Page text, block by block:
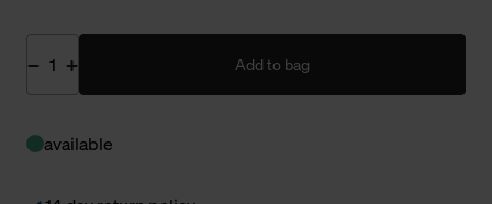
Add to bag
available